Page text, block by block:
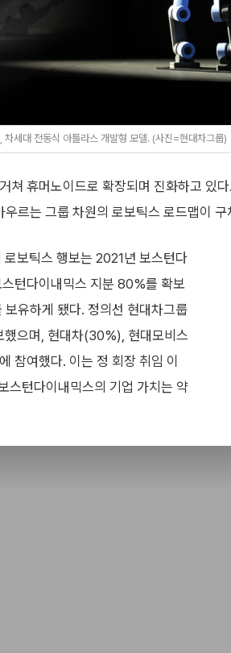
세대 전동식 아틀라스 개발형 모델. (사진=현대차그룹)
쳐 휴머노이드로 확장되며 진화하고 있
르는 그룹 차원의 로보틱스 로드맵이
보틱스 행보는 2021년 보스턴다
턴다이내믹스 지분 80%를 확보
유하게 됐다. 정의선 현대차그룹
으며, 현대차(30%), 현대모비스
참여했다. 이는 정 회장 취임 이
스턴다이내믹스의 기업 가치는 약